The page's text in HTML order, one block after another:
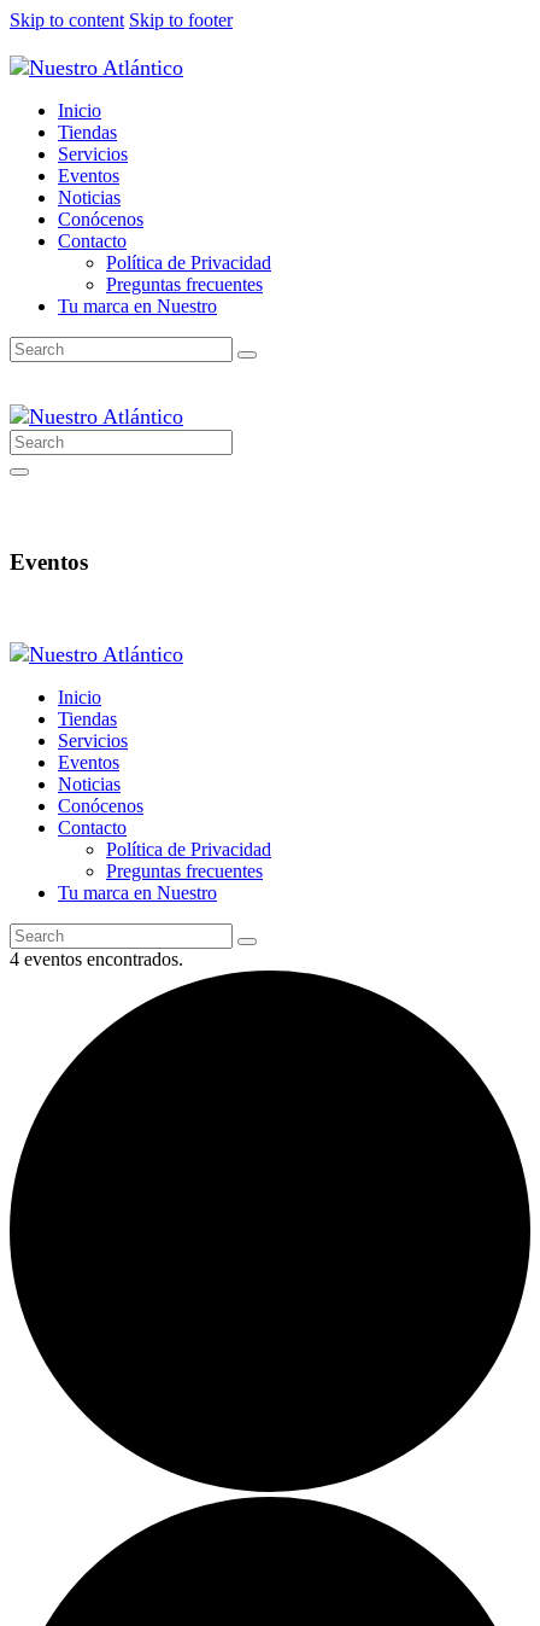
Skip to content Skip to footer
Inicio
Tiendas
Servicios
Eventos
Noticias
Conócenos
Contacto
Política de Privacidad
Preguntas frecuentes
Tu marca en Nuestro
Eventos
Inicio
Tiendas
Servicios
Eventos
Noticias
Conócenos
Contacto
Política de Privacidad
Preguntas frecuentes
Tu marca en Nuestro
4 eventos encontrados.